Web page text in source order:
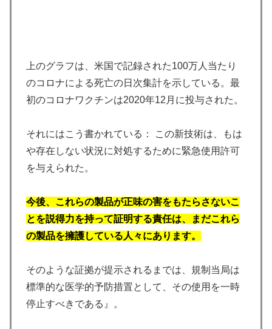
上のグラフは、米国で記録された100万人当たり
のコロナによる死亡の日次集計を示している。最
初のコロナワクチンは2020年12月に投与された。
それにはこう書かれている： この新技術は、もは
や存在しない状況に対処するために緊急使用許可
を与えられた。
今後、これらの製品が正味の害をもたらさないこ
とを説得力を持って証明する責任は、まだこれら
の製品を擁護している人々にあります。
そのような証拠が提示されるまでは、規制当局は
標準的な医学的予防措置として、その使用を一時
停止すべきである』。